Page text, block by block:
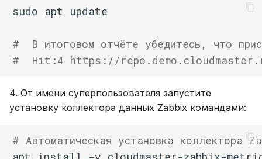
sudo apt
#  В итоговом отчёте убедитесь, что
#  Hit:4 https://
4. От имени суперпользователя запустите
установку коллектора данных Zabbix командами:
# Автоматическая установка коллектора